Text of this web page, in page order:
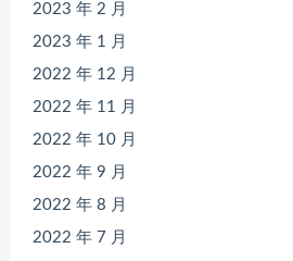
2023 年 2 月
2023 年 1 月
2022 年 12 月
2022 年 11 月
2022 年 10 月
2022 年 9 月
2022 年 8 月
2022 年 7 月